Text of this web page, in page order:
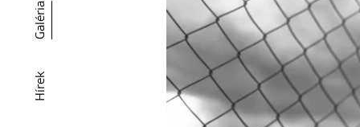
Hírek
Galéria